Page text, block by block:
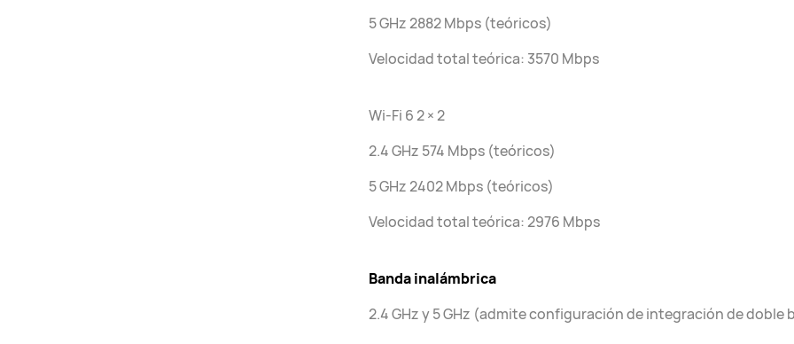
5 GHz 2882 Mbps (teóricos)
Velocidad total teórica: 3570 Mbps
Wi-Fi 6 2 × 2
2.4 GHz 574 Mbps (teóricos)
5 GHz 2402 Mbps (teóricos)
Velocidad total teórica: 2976 Mbps
Banda inalámbrica
2.4 GHz y 5 GHz (admite configuración de integración de doble